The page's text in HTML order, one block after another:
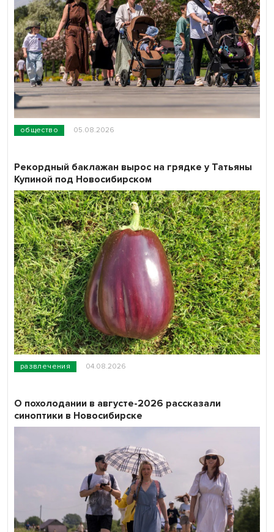
общество 05.08.2026
развлечения 04.08.2026
Рекордный баклажан вырос на грядке у Татьяны
Купиной под Новосибирском
О похолодании в августе-2026 рассказали
синоптики в Новосибирске